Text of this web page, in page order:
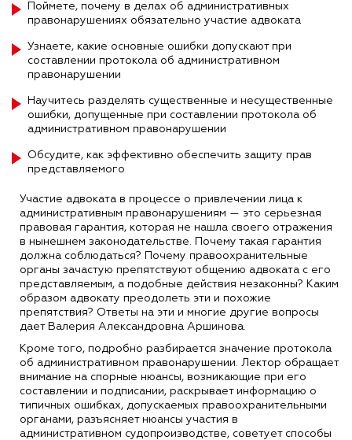
Поймете, почему в делах об административных
правонарушениях обязательно участие адвоката
Узнаете, какие основные ошибки допускают при
составлении протокола об административном
правонарушении
Научитесь разделять существенные и несущественные
ошибки, допущенные при составлении протокола об
административном правонарушении
Обсудите, как эффективно обеспечить защиту прав
представляемого
Участие адвоката в процессе о привлечении лица к
административным правонарушениям — это серьезная
правовая гарантия, которая не нашла своего отражения
в нынешнем законодательстве. Почему такая гарантия
должна соблюдаться? Почему правоохранительные
органы зачастую препятствуют общению адвоката с его
представляемым, а подобные действия незаконны? Каким
образом адвокату преодолеть эти и похожие
препятствия? Ответы на эти и многие другие вопросы
дает Валерия Александровна Аршинова.
Кроме того, подробно разбирается значение протокола
об административном правонарушении. Лектор обращает
внимание на спорные нюансы, возникающие при его
составлении и подписании, раскрывает информацию о
типичных ошибках, допускаемых правоохранительными
органами, разъясняет нюансы участия в
административном судопроизводстве, советует способы